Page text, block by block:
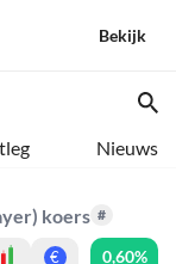
Bekijk
Nieuws
koers #
€ 0,60%